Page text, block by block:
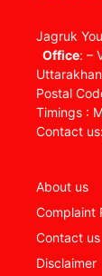
Jagruk
Office: –
Postal
Timings :
Contact
About us
Complaint
Contact us
Disclaimer